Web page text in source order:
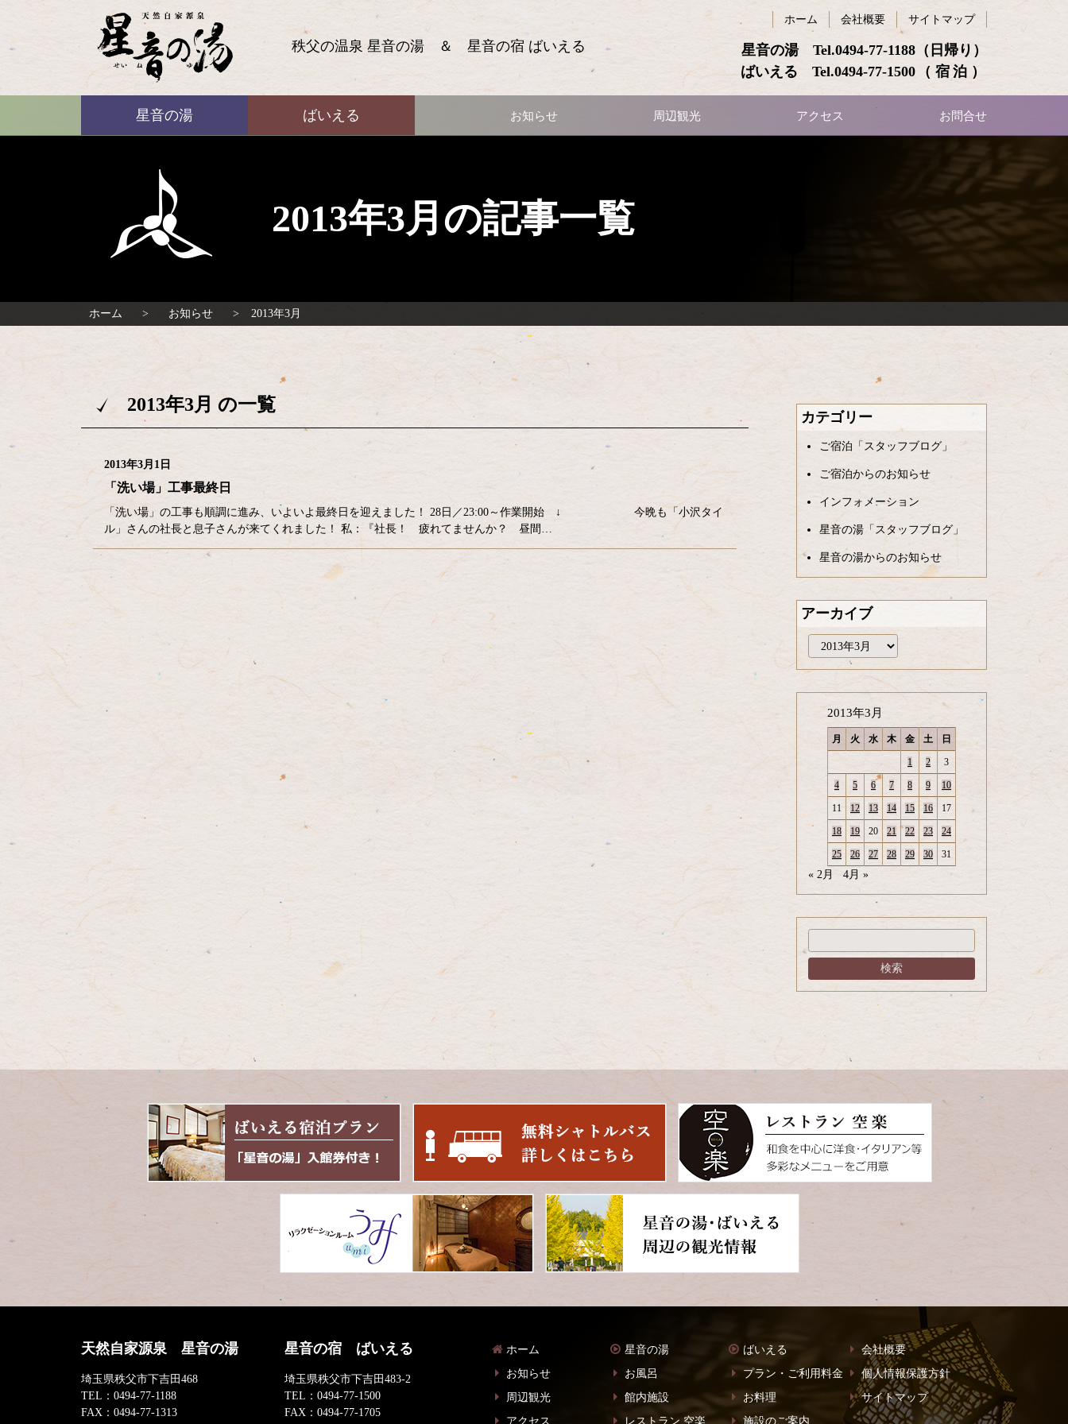
ばいえる
秩父の温泉 星音の湯 ＆ 星音の宿 ばいえる 星音の湯 Tel.0494-77-1188 （日帰り）
ばいえる Tel.0494-77-1500 （宿泊）
ホーム 会社概要 サイトマップ
星音の湯 ばいえる お知らせ 周辺観光 アクセス お問合せ
2013年3月の記事一覧
ホーム お知らせ 2013年3月
カテゴリー
ご宿泊「スタッフブログ」
ご宿泊からのお知らせ
インフォメーション
星音の湯「スタッフブログ」
星音の湯からのお知らせ
アーカイブ
ー
カ
イ
2013年3月
月 火 水 木 金 土 日
1 2 3
4 5 6 7 8 9 10
11 12 13 14 15 16 17
18 19 20 21 22 23 24
25 26 27 28 29 30 31
« 2月 4月 »
2013年3月 の一覧
2013年3月1日
「洗い場」工事最終日
「洗い場」の工事も順調に進み、いよいよ最終日を迎えました！ 28日／23:00～作業開始 ↓ 今晩も「小沢タイ
ル」さんの社長と息子さんが来てくれました！ 私：『社長！ 疲れてませんか？ 昼間…
コ
ツ
ペ
先
天然自家源泉 星音の湯
埼玉県秩父市下吉田468
TEL： 0494-77-1188
FAX： 0494-77-1313
星音の宿 ばいえる
埼玉県秩父市下吉田483-2
TEL：0494-77-1500
FAX：0494-77-1705
ホーム
お知らせ
周辺観光
アクセス
星音の湯
お風呂
館内施設
レストラン 空楽
ばいえる
プラン・ご利用料金
お料理
施設のご案内
会社概要
個人情報保護方針
サイトマップ